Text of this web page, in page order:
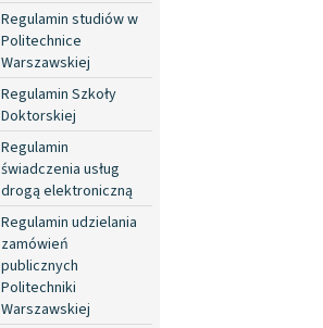
Regulamin studiów w
Politechnice
Warszawskiej
Regulamin Szkoły
Doktorskiej
Regulamin
świadczenia usług
drogą elektroniczną
Regulamin udzielania
zamówień
publicznych
Politechniki
Warszawskiej